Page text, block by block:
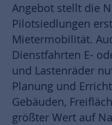
Angebot stellt die
Pilotsiedlungen
Mietermobilität.
Dienstfahrten E-
und Lastenräder
Planung und
Gebäuden,
größter Wert auf